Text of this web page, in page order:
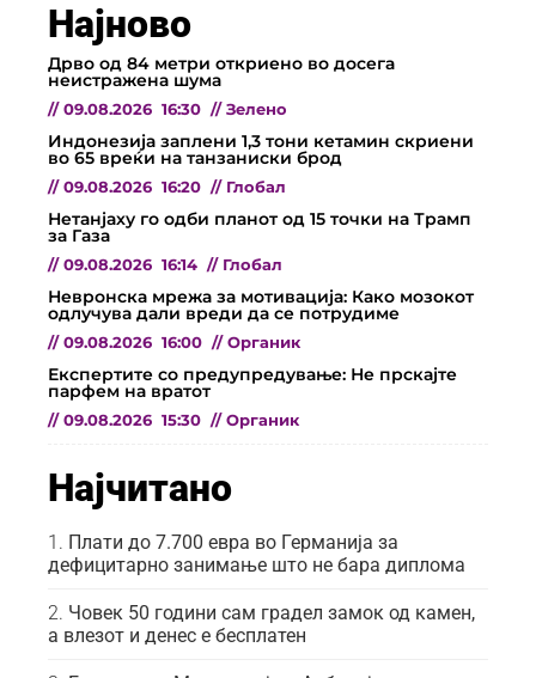
Најново
Дрво од 84 метри откриено во досега
неистражена шума
// 09.08.2026 16:30 // Зелено
Индонезија заплени 1,3 тони кетамин скриени
во 65 вреќи на танзаниски брод
// 09.08.2026 16:20 // Глобал
Нетанјаху го одби планот од 15 точки на Трамп
за Газа
// 09.08.2026 16:14 // Глобал
Невронска мрежа за мотивација: Како мозокот
одлучува дали вреди да се потрудиме
// 09.08.2026 16:00 // Органик
Експертите со предупредување: Не прскајте
парфем на вратот
// 09.08.2026 15:30 // Органик
Најчитано
Плати до 7.700 евра во Германија за
дефицитарно занимање што не бара диплома
Човек 50 години сам градел замок од камен,
а влезот и денес е бесплатен